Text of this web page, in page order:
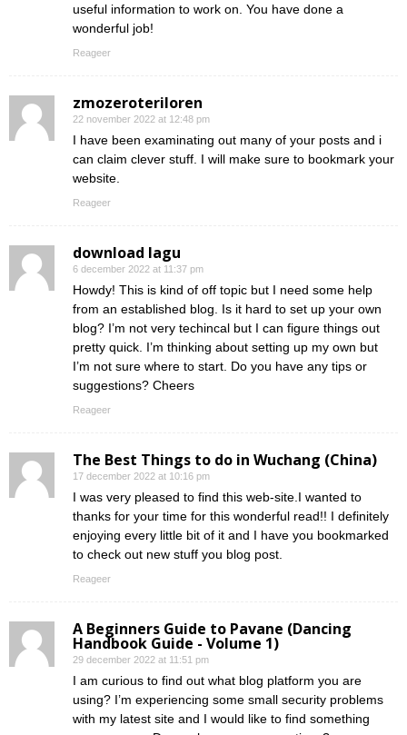
useful information to work on. You have done a
wonderful job!
Reageer
zmozeroteriloren
22 november 2022 at 12:48 pm
I have been examinating out many of your posts and i
can claim clever stuff. I will make sure to bookmark your
website.
Reageer
download lagu
6 december 2022 at 11:37 pm
Howdy! This is kind of off topic but I need some help
from an established blog. Is it hard to set up your own
blog? I’m not very techincal but I can figure things out
pretty quick. I’m thinking about setting up my own but
I’m not sure where to start. Do you have any tips or
suggestions? Cheers
Reageer
The Best Things to do in Wuchang (China)
17 december 2022 at 10:16 pm
I was very pleased to find this web-site.I wanted to
thanks for your time for this wonderful read!! I definitely
enjoying every little bit of it and I have you bookmarked
to check out new stuff you blog post.
Reageer
A Beginners Guide to Pavane (Dancing
Handbook Guide - Volume 1)
29 december 2022 at 11:51 pm
I am curious to find out what blog platform you are
using? I’m experiencing some small security problems
with my latest site and I would like to find something